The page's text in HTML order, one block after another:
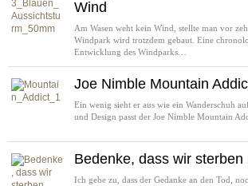
Wind
Am Wasen weht kein Wind, stellte man vor
Windpark wird trotzdem gebaut. Eine
Entwicklung des Windparks…
Joe Nimble Mountain
Ein wenig sieht er aus wie ein Wanderschuh
und Design passt der Joe Nimble Mountain
Bedenke, dass wir sterben
Ich gebe zu, dass der Gedanke an den Tod,